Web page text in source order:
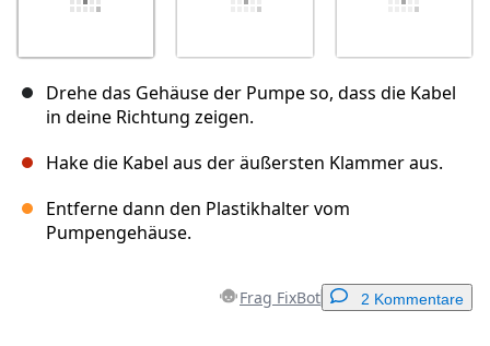
Drehe das Gehäuse der Pumpe so, dass die Kabel
in deine Richtung zeigen.
Hake die Kabel aus der äußersten Klammer aus.
Entferne dann den Plastikhalter vom
Pumpengehäuse.
Frag FixBot 2 Kommentare